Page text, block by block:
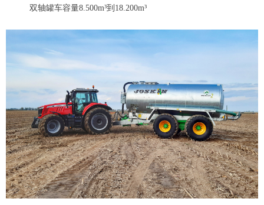
双轴罐车容量8.500m³到18.200m³